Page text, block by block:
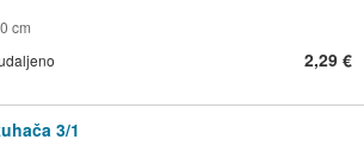
cm
2,29 €
3/1